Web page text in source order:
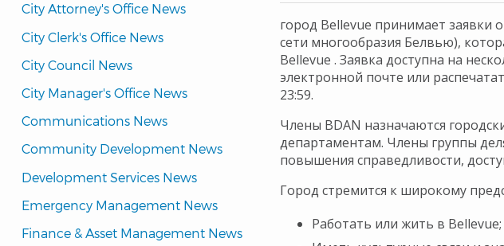
City Attorney's Office News
City Clerk's Office News
City Council News
City Manager's Office News
Communications News
Community Development News
Development Services News
Emergency Management News
Finance & Asset Management News
город Bellevue принимает заявки
сети многообразия Белвью),
Bellevue . Заявка доступна на
электронной почте или
23:59.
Члены BDAN назначаются
департаментам. Члены группы
повышения справедливости,
Город стремится к широкому
Работать или жить в Bellevue;